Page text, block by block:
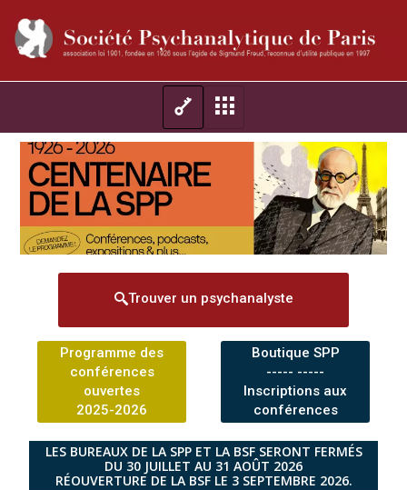
Trouver un psychanalyste
Programme des
conférences
ouvertes
2025-2026
Boutique SPP
----- -----
Inscriptions aux
conférences
LES BUREAUX DE LA SPP ET LA BSF SERONT FERMÉS
DU 30 JUILLET AU 31 AOÛT 2026
RÉOUVERTURE DE LA BSF LE 3 SEPTEMBRE 2026.